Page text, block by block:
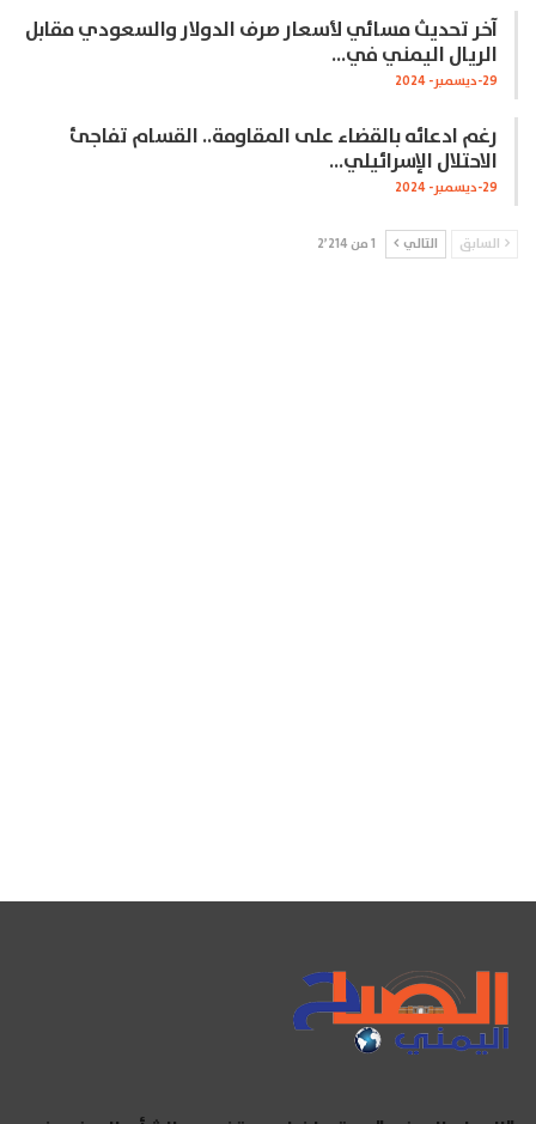
آخر تحديث مسائي لأسعار صرف الدولار والسعودي مقابل
الريال اليمني في…
29-ديسمبر- 2024
رغم ادعائه بالقضاء على المقاومة.. القسام تفاجئ
الاحتلال الإسرائيلي…
29-ديسمبر- 2024
السابق التالي 1 من 2٬214